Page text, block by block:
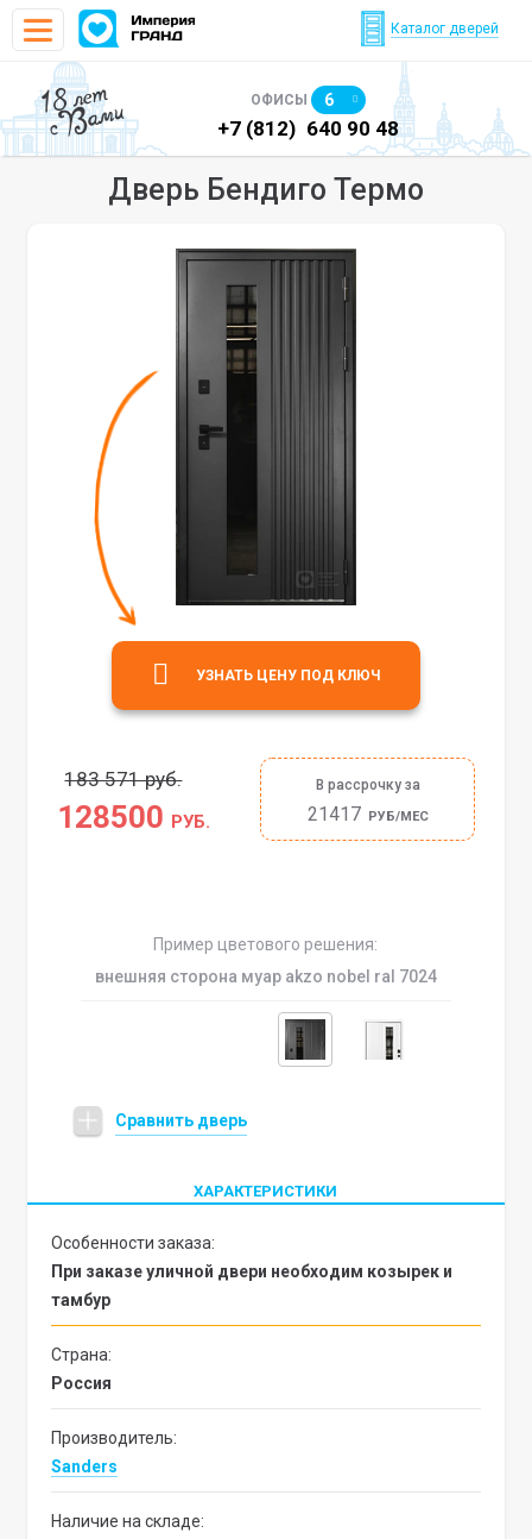
Каталог дверей
18 лет
с Вами ОФИСЫ 6
640 90 48 +7 (812) 640 90 48
Дверь Бендиго Термо
183 571 руб.
128500 РУБ.
В рассрочку за
21417 РУБ/МЕС
УЗНАТЬ ЦЕНУ ПОД КЛЮЧ
Пример цветового решения:
внешняя сторона муар akzo nobel ral 7024
Сравнить дверь
ХАРАКТЕРИСТИКИ
Особенности заказа:
При заказе уличной двери необходим козырек и
тамбур
Страна:
Россия
Производитель:
Sanders
Наличие на складе: